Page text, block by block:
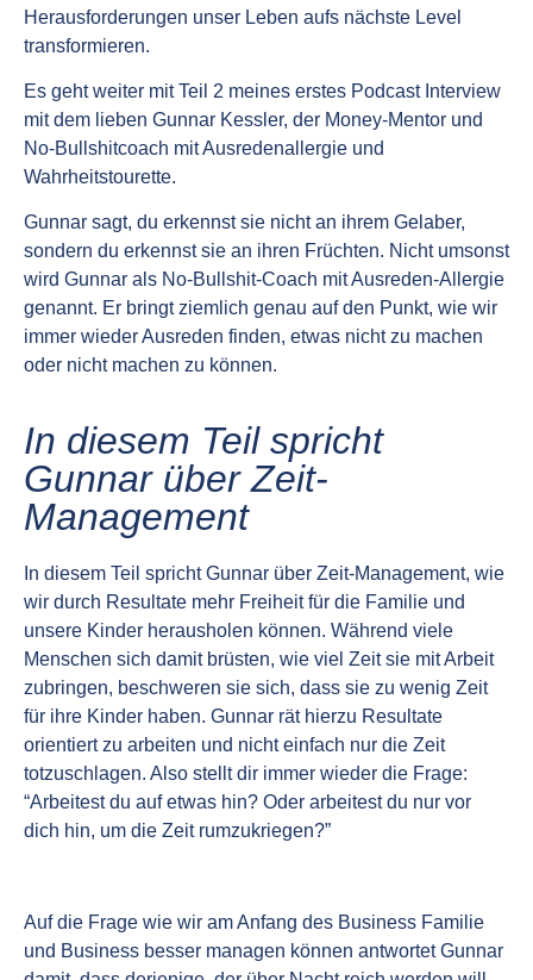
Herausforderungen unser Leben aufs nächste Level
transformieren.
Es geht weiter mit Teil 2 meines erstes Podcast Interview
mit dem lieben Gunnar Kessler, der Money-Mentor und
No-Bullshitcoach mit Ausredenallergie und
Wahrheitstourette.
Gunnar sagt, du erkennst sie nicht an ihrem Gelaber,
sondern du erkennst sie an ihren Früchten. Nicht umsonst
wird Gunnar als No-Bullshit-Coach mit Ausreden-Allergie
genannt. Er bringt ziemlich genau auf den Punkt, wie wir
immer wieder Ausreden finden, etwas nicht zu machen
oder nicht machen zu können.
In diesem Teil spricht
Gunnar über Zeit-
Management
In diesem Teil spricht Gunnar über Zeit-Management, wie
wir durch Resultate mehr Freiheit für die Familie und
unsere Kinder herausholen können. Während viele
Menschen sich damit brüsten, wie viel Zeit sie mit Arbeit
zubringen, beschweren sie sich, dass sie zu wenig Zeit
für ihre Kinder haben. Gunnar rät hierzu Resultate
orientiert zu arbeiten und nicht einfach nur die Zeit
totzuschlagen. Also stellt dir immer wieder die Frage:
“Arbeitest du auf etwas hin? Oder arbeitest du nur vor
dich hin, um die Zeit rumzukriegen?”
Auf die Frage wie wir am Anfang des Business Familie
und Business besser managen können antwortet Gunnar